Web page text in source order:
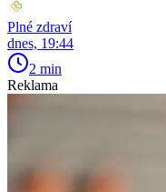
Plné zdraví
dnes, 19:44
2 min
Reklama